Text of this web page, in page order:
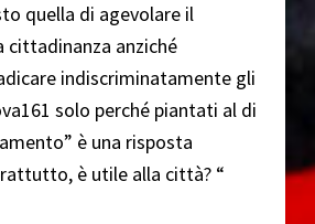
quella di agevolare il
anziché
indiscriminatamente gli
solo perché piantati al di
è una risposta
è utile alla città? “